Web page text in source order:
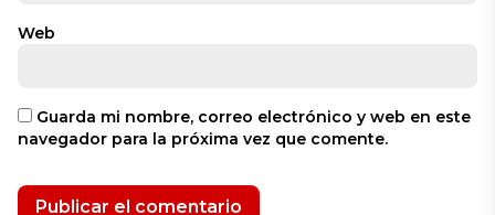
Web
Guarda mi nombre, correo electrónico y web en este
navegador para la próxima vez que comente.